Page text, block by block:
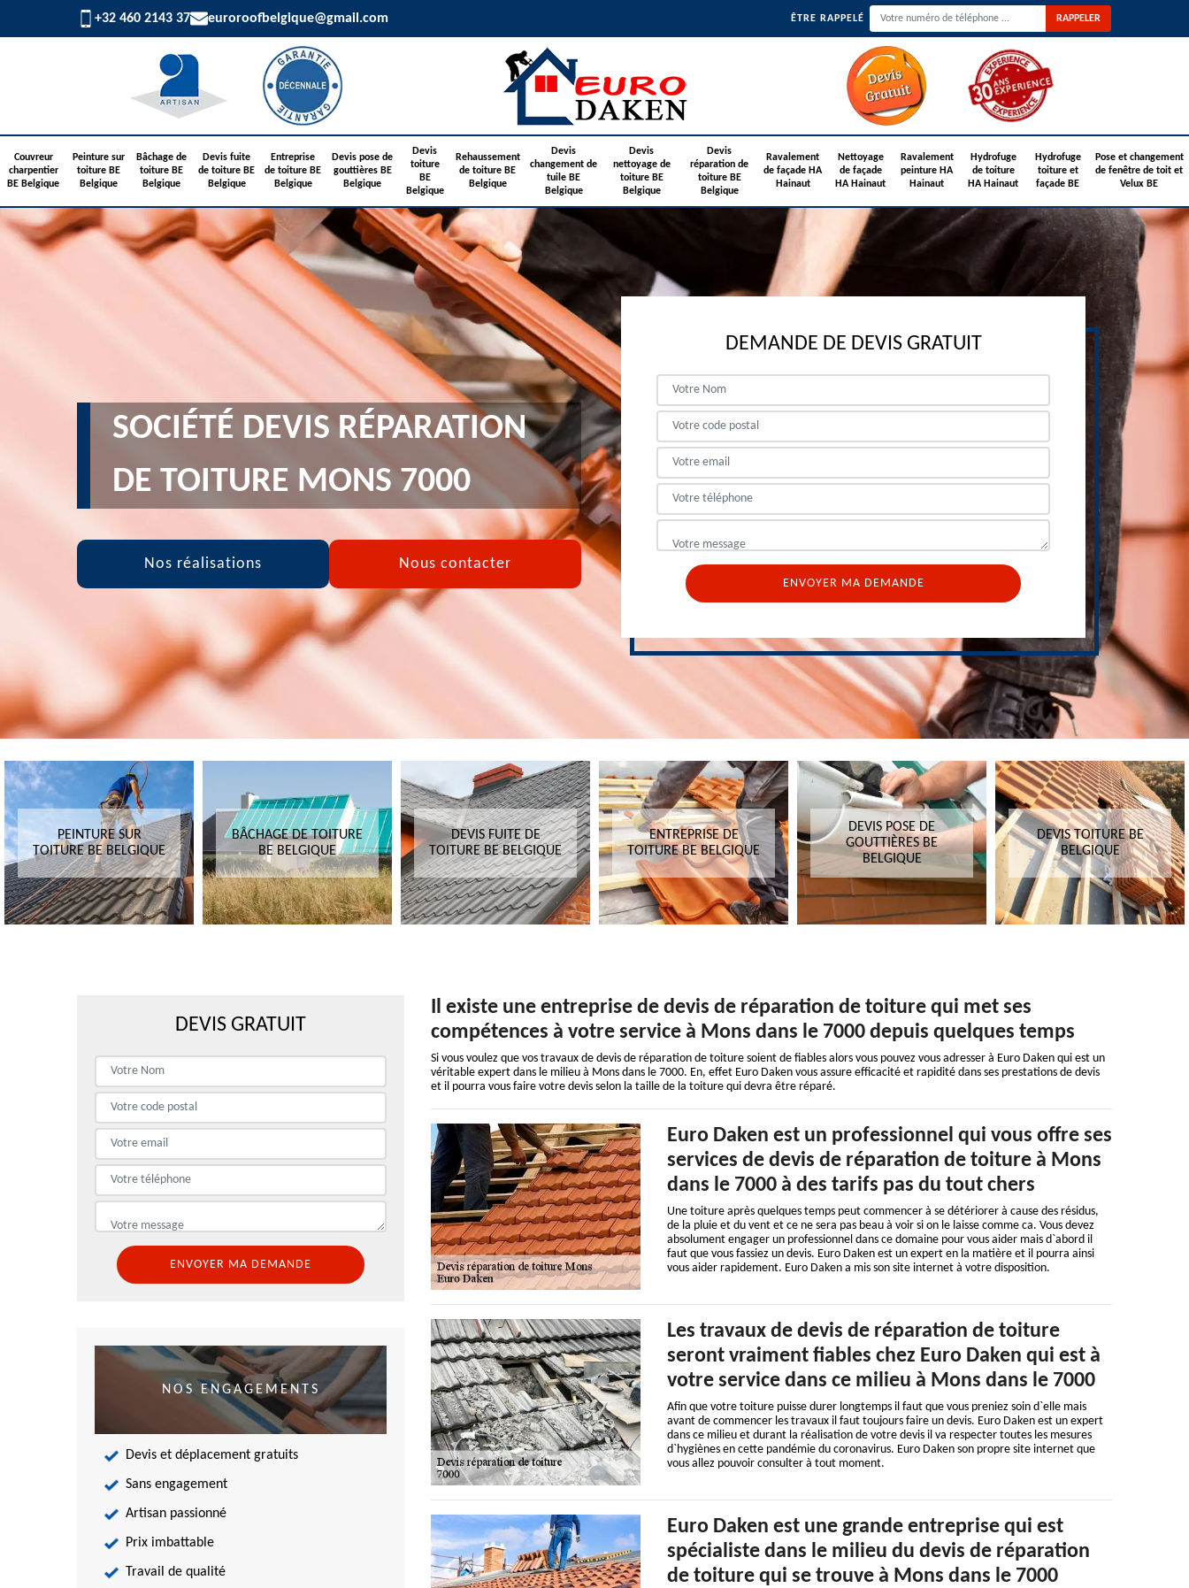
+32 460 2143 37 euroroofbelgique@gmail.com ÊTRE RAPPELÉ
Couvreur
charpentier
BE Belgique
Peinture sur
toiture BE
Belgique
Bâchage de
toiture BE
Belgique
Devis fuite
de toiture BE
Belgique
Entreprise
de toiture BE
Belgique
Devis pose de
gouttières BE
Belgique
Devis
toiture
BE
Belgique
Rehaussement
de toiture BE
Belgique
Devis
changement de
tuile BE
Belgique
Devis
nettoyage de
toiture BE
Belgique
Devis
réparation de
toiture BE
Belgique
Ravalement
de façade HA
Hainaut
Nettoyage
de façade
HA Hainaut
Ravalement
peinture HA
Hainaut
Hydrofuge
de toiture
HA Hainaut
Hydrofuge
toiture et
façade BE
Pose et changement
de fenêtre de toit et
Velux BE
SOCIÉTÉ DEVIS RÉPARATION
DE TOITURE MONS 7000
Nos réalisations Nous contacter
DEMANDE DE DEVIS GRATUIT
PEINTURE SUR
TOITURE BE BELGIQUE
BÂCHAGE DE TOITURE
BE BELGIQUE
DEVIS FUITE DE
TOITURE BE BELGIQUE
ENTREPRISE DE
TOITURE BE BELGIQUE
DEVIS POSE DE
GOUTTIÈRES BE
BELGIQUE
DEVIS TOITURE BE
BELGIQUE
DEVIS GRATUIT
NOS ENGAGEMENTS
Devis et déplacement gratuits
Sans engagement
Artisan passionné
Prix imbattable
Travail de qualité
Il existe une entreprise de devis de réparation de toiture qui met ses
compétences à votre service à Mons dans le 7000 depuis quelques temps
Si vous voulez que vos travaux de devis de réparation de toiture soient de fiables alors vous pouvez vous adresser à Euro Daken qui est un
véritable expert dans le milieu à Mons dans le 7000. En, effet Euro Daken vous assure efficacité et rapidité dans ses prestations de devis
et il pourra vous faire votre devis selon la taille de la toiture qui devra être réparé.
Euro Daken est un professionnel qui vous offre ses
services de devis de réparation de toiture à Mons
dans le 7000 à des tarifs pas du tout chers
Une toiture après quelques temps peut commencer à se détériorer à cause des résidus,
de la pluie et du vent et ce ne sera pas beau à voir si on le laisse comme ca. Vous devez
absolument engager un professionnel dans ce domaine pour vous aider mais d`abord il
faut que vous fassiez un devis. Euro Daken est un expert en la matière et il pourra ainsi
vous aider rapidement. Euro Daken a mis son site internet à votre disposition.
Les travaux de devis de réparation de toiture
seront vraiment fiables chez Euro Daken qui est à
votre service dans ce milieu à Mons dans le 7000
Afin que votre toiture puisse durer longtemps il faut que vous preniez soin d`elle mais
avant de commencer les travaux il faut toujours faire un devis. Euro Daken est un expert
dans ce milieu et durant la réalisation de votre devis il va respecter toutes les mesures
d`hygiènes en cette pandémie du coronavirus. Euro Daken son propre site internet que
vous allez pouvoir consulter à tout moment.
Euro Daken est une grande entreprise qui est
spécialiste dans le milieu du devis de réparation
de toiture qui se trouve à Mons dans le 7000